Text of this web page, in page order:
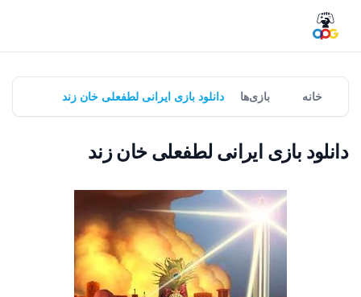
خانه بازی‌ها دانلود بازی ایرانی لطفعلی خان زند
دانلود بازی ایرانی لطفعلی خان زند